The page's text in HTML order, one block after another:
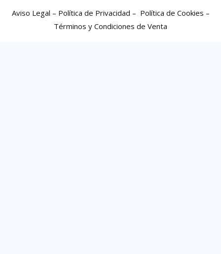
Aviso Legal – Política de Privacidad – Política de Cookies –
Términos y Condiciones de Venta